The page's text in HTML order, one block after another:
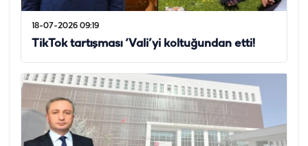
18-07-2026 09:19
TikTok tartışması ‘Vali’yi koltuğundan etti!